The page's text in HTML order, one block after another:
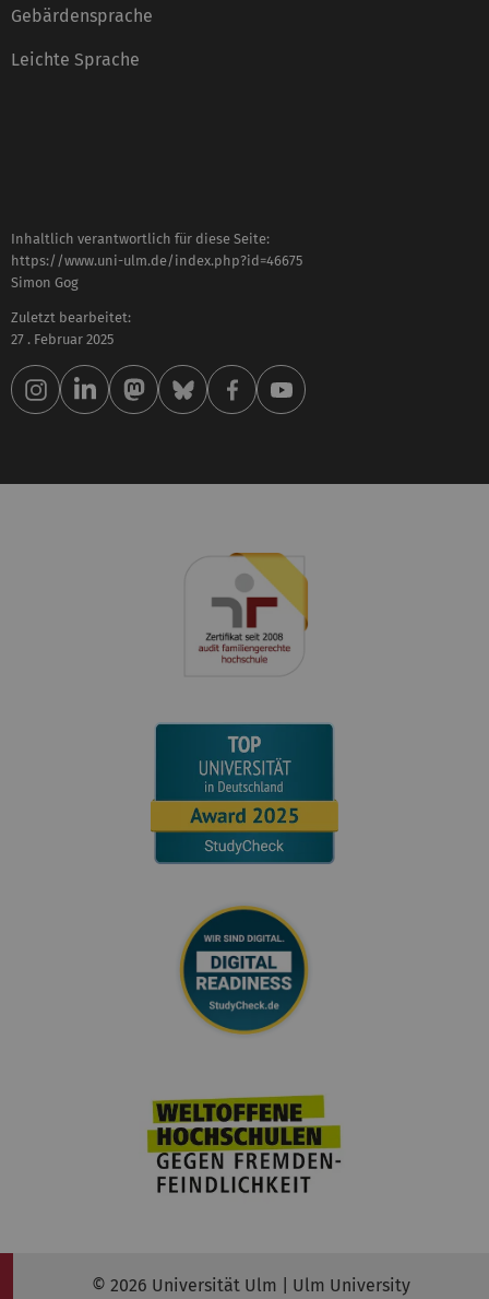
Gebärdensprache
Leichte Sprache
Inhaltlich verantwortlich für diese Seite:
https://www.uni-ulm.de/index.php?id=46675
Simon Gog
Zuletzt bearbeitet:
27 . Februar 2025
© 2026 Universität Ulm | Ulm University